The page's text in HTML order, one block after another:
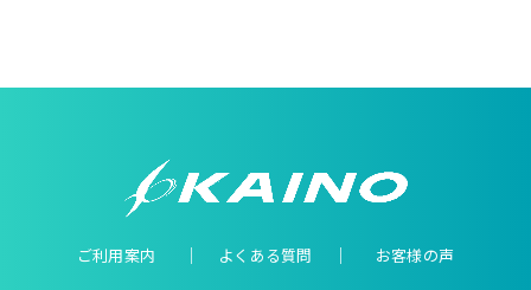
ご利用案内 よくある質問 お客様の声